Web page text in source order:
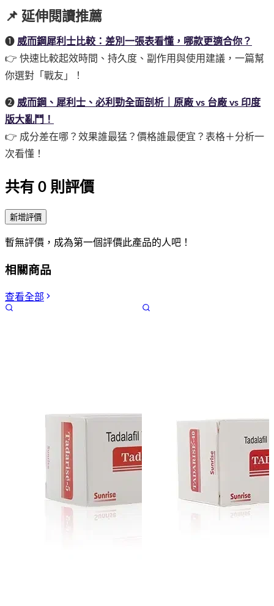
📌 延伸閱讀推薦
➊ 威而鋼犀利士比較：差別一張表看懂，哪款更適合你？
👉 快速比較起效時間、持久度、副作用與使用建議，一篇幫
你選對「戰友」！
➋ 威而鋼、犀利士、必利勁全面剖析｜原廠 vs 台廠 vs 印度
版大亂鬥！
👉 成分差在哪？效果誰最猛？價格誰最便宜？表格＋分析一
次看懂！
共有 0 則評價
新增評價
暫無評價，成為第一個評價此產品的人吧！
相關商品
查看全部